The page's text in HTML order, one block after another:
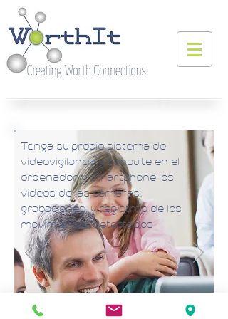
Tenga su propio sistema de
videovigilancia y consulte en el
ordenador y smartphone los
videos de las cámaras,
grabaciones, y registros de los
movimientos detectados